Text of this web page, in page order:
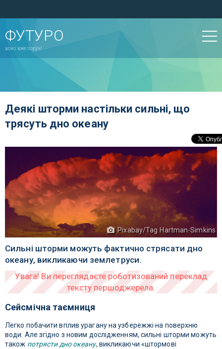
ФУТУРО
воно вже поруч!
Деякі шторми настільки сильні, що
трясуть дно океану
Pixabay/Tag Hartman-Simkins
Сильні шторми можуть фактично стрясати дно
океану, викликаючи землетруси.
Сейсмічна таємниця
Легко побачити вплив урагану на узбережжі на поверхню
води. Але згідно з новим дослідженням, сильні шторми можуть
також потрясти дно океану, викликаючи «штормові